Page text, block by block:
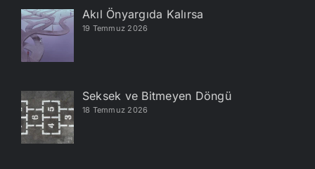
Akıl Önyargıda Kalırsa
19 Temmuz 2026
Seksek ve Bitmeyen Döngü
18 Temmuz 2026